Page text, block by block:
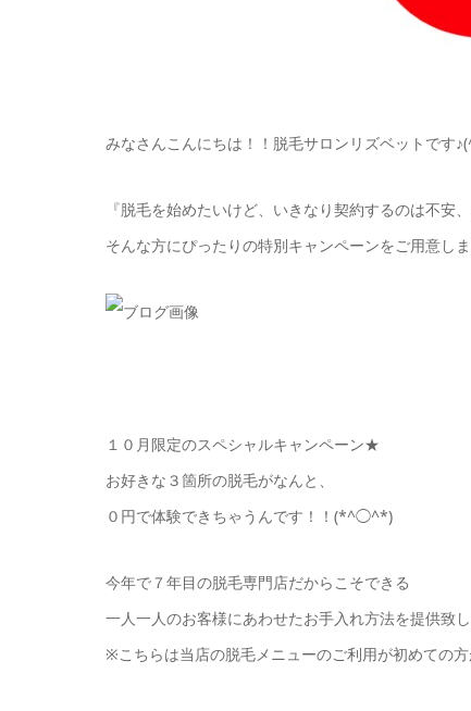
みなさんこんにちは！！脱毛サロンリズベットです
『脱毛を始めたいけど、いきなり契約するのは不安、
そんな方にぴったりの特別キャンペーンをご用意しま
１０月限定のスペシャルキャンペーン★
お好きな３箇所の脱毛がなんと、
０円で体験できちゃうんです！！(*^◯^*)
今年で７年目の脱毛専門店だからこそできる
一人一人のお客様にあわせたお手入れ方法を提供致
※こちらは当店の脱毛メニューのご利用が初めての方